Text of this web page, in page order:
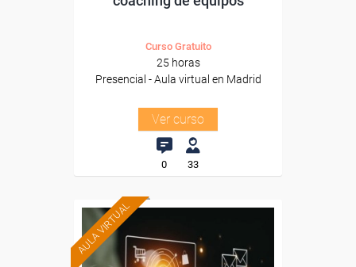
Curso Gratuito
25 horas
Presencial - Aula virtual en Madrid
Ver curso
0 33
AULA VIRTUAL Formación 100%